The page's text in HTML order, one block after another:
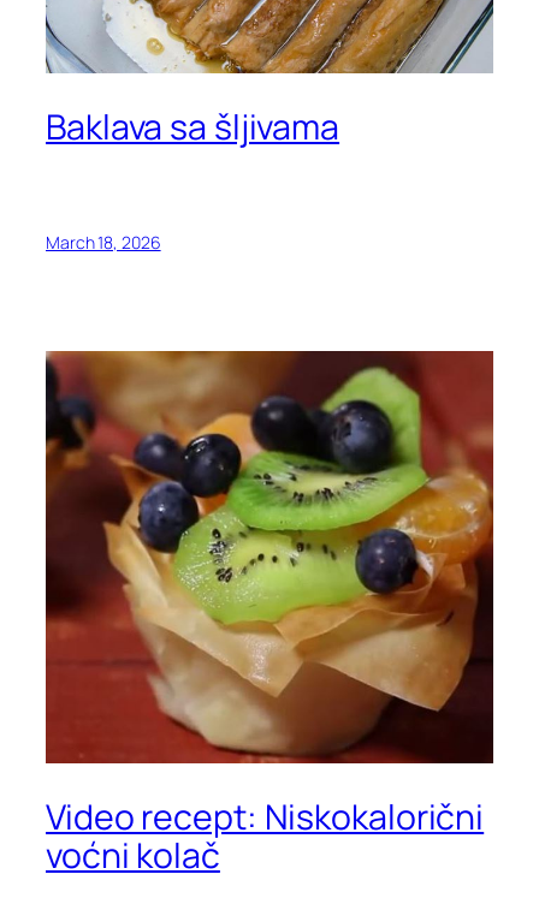
Baklava sa šljivama
March 18, 2026
Video recept: Niskokalorični
voćni kolač